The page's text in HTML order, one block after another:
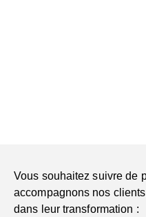
Vous souhaitez suivre de
accompagnons nos
dans leur transformation :